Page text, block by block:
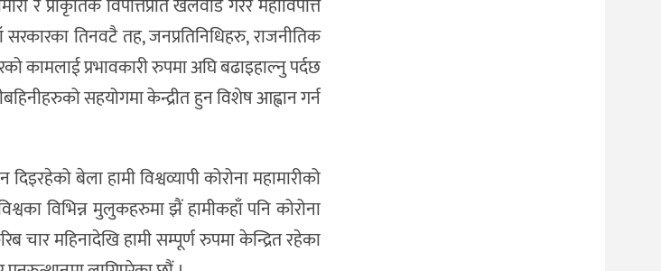
र प्राकृतिक विपत्तिप्रति खेलवाड गरेर महाविपत्ति
सरकारका तिनवटै तह, जनप्रतिनिधिहरु, राजनीतिक
कामलाई प्रभावकारी रुपमा अघि बढाइहाल्नु पर्दछ
सहयोगमा केन्द्रीत हुन विशेष आह्वान गर्न
बेला हामी विश्वव्यापी कोरोना महामारीको
विभिन्न मुलुकहरुमा झैं हामीकहाँ पनि कोरोना
चार महिनादेखि हामी सम्पूर्ण रुपमा केन्द्रित रहेका